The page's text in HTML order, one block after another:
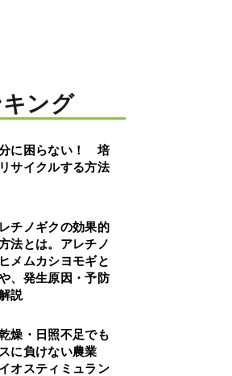
ング
に困らない！ 培
サイクルする方法
チノギクの効果的
法とは。アレチノ
メムカシヨモギと
、発生原因・予防
説
燥・日照不足でも
に負けない農業
オスティミュラン